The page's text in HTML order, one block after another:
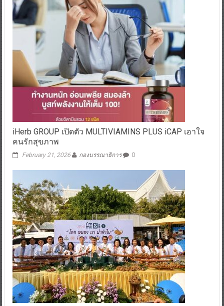
iHerb GROUP เปิดตัว MULTIVIAMINS PLUS iCAP เอาใจ
คนรักสุขภาพ
February 21, 2026 กองบรรณาธิการ 0